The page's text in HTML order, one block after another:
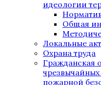
идеологии
Общая
Локальные
Охрана труда
Гражданская
пожарной